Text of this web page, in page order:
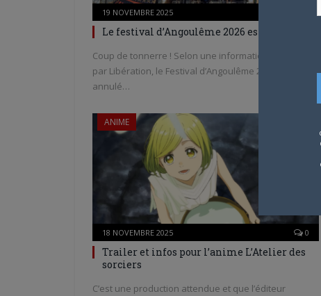
19 NOVEMBRE 2025
Le festival d’Angoulême 2026 est annulé !
Coup de tonnerre ! Selon une information donnée
par Libération, le Festival d’Angoulême 2026 serait
annulé…
ANIME
18 NOVEMBRE 2025 0
Trailer et infos pour l’anime L’Atelier des
sorciers
C’est une production attendue et que l’éditeur